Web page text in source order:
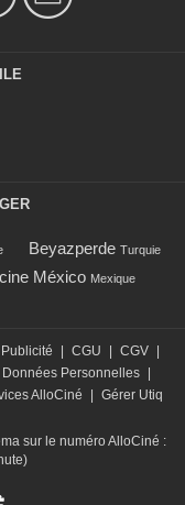
Beyazperde Turquie
México Mexique
Publicité | CGU | CGV |
Données Personnelles |
AlloCiné | Gérer Utiq
sur le numéro AlloCiné :